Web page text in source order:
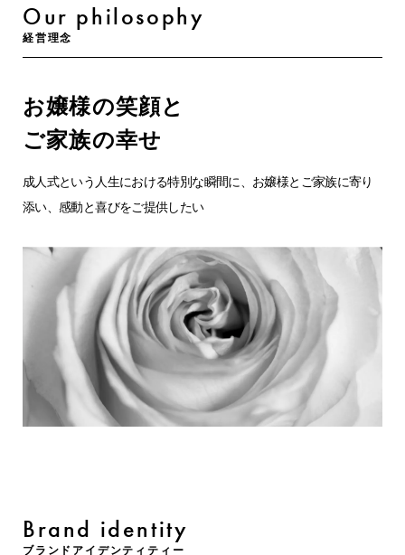
Our philosophy
経営理念
お嬢様の笑顔と
ご家族の幸せ
成人式という人生における特別な瞬間に、お嬢様とご家族に寄り
添い、感動と喜びをご提供したい
Brand identity
ブランドアイデンティティー